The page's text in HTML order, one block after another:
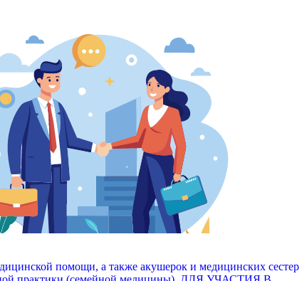
помощи, а также акушерок и медицинских сестер